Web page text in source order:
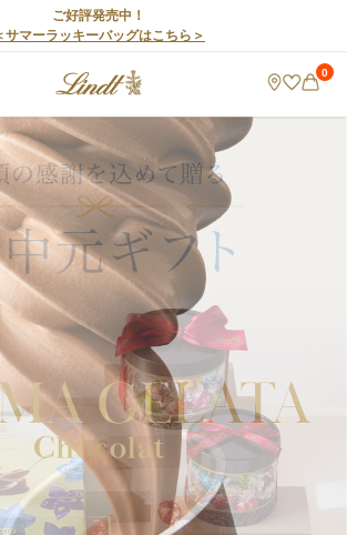
ご好評発売中！
サマーラッキーバッグはこちら＞
0